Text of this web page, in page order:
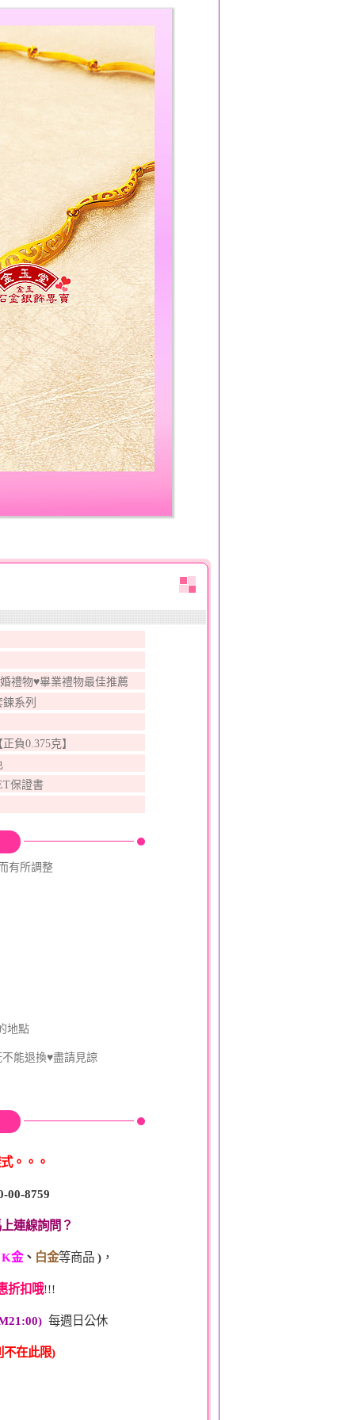
禮物♥畢業禮物最佳推薦
系列
負0.375克】
保證書
有所調整
地點
能退換♥盡請見諒
。。。
00-8759
連線詢問？
K金、 白金等商品 ) ，
折扣哦!!!
每週日公休
在此限)